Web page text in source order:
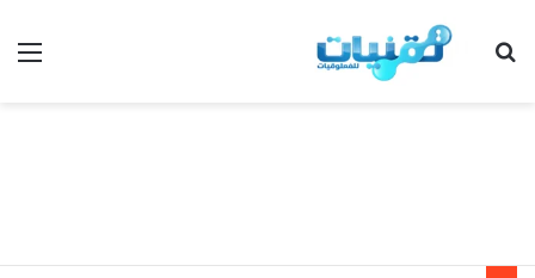
بحث عن